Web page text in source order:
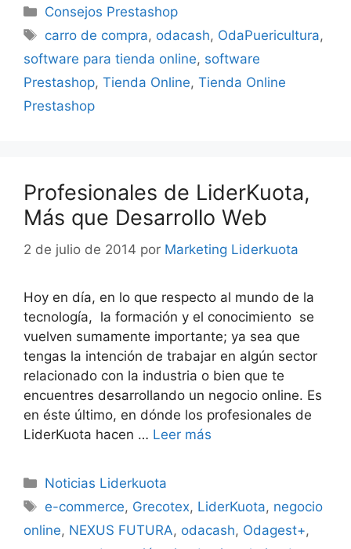
Categorías
Consejos Prestashop
Etiquetas
carro de compra, odacash, OdaPuericultura,
software para tienda online, software
Prestashop, Tienda Online, Tienda Online
Prestashop
Profesionales de LiderKuota,
Más que Desarrollo Web
2 de julio de 2014 por Marketing Liderkuota
Hoy en día, en lo que respecto al mundo de la
tecnología, la formación y el conocimiento se
vuelven sumamente importante; ya sea que
tengas la intención de trabajar en algún sector
relacionado con la industria o bien que te
encuentres desarrollando un negocio online. Es
en éste último, en dónde los profesionales de
LiderKuota hacen … Leer más
Categorías
Noticias Liderkuota
Etiquetas
e-commerce, Grecotex, LiderKuota, negocio
online, NEXUS FUTURA, odacash, Odagest+,